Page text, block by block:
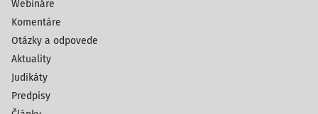
Webináre
Komentáre
Otázky a odpovede
Aktuality
Judikáty
Predpisy